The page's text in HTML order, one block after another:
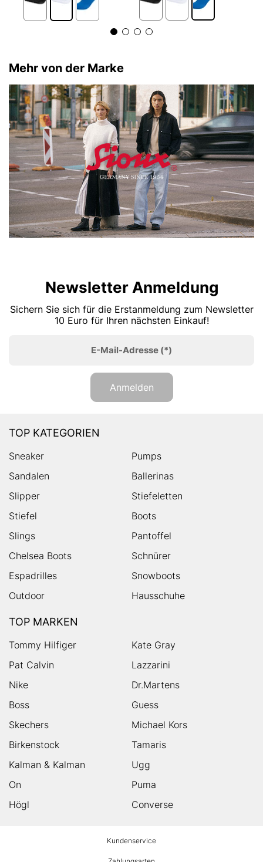
Mehr von der Marke
Newsletter Anmeldung
Sichern Sie sich für die Erstanmeldung zum Newsletter
10 Euro für Ihren nächsten Einkauf!
E-Mail-Adresse (*)
Anmelden
TOP KATEGORIEN
Sneaker
Pumps
Sandalen
Ballerinas
Slipper
Stiefeletten
Stiefel
Boots
Slings
Pantoffel
Chelsea Boots
Schnürer
Espadrilles
Snowboots
Outdoor
Hausschuhe
TOP MARKEN
Tommy Hilfiger
Kate Gray
Pat Calvin
Lazzarini
Nike
Dr.Martens
Boss
Guess
Skechers
Michael Kors
Birkenstock
Tamaris
Kalman & Kalman
Ugg
On
Puma
Högl
Converse
Kundenservice